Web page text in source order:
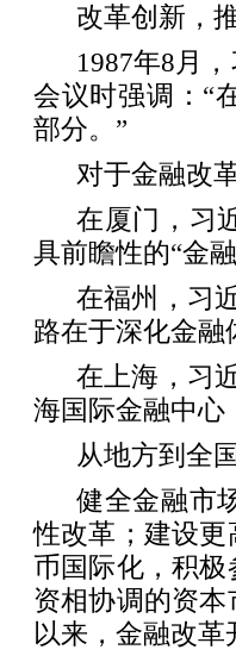
改革创新，
1987年8月
会议时强调：“
部分。”
对于金融改
在厦门，习
具前瞻性的“金融
在福州，习
路在于深化金融
在上海，习
海国际金融中心
从地方到全
健全金融市
性改革；建设
币国际化，积
资相协调的资
以来，金融改